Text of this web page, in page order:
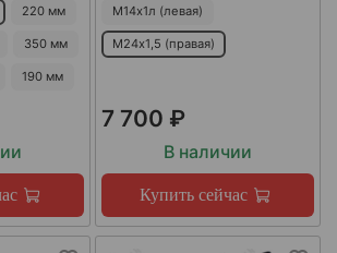
220 мм
350 мм
190 мм
М14х1л (левая)
М24х1,5 (правая)
7 700 ₽
В наличии
Купить сейчас